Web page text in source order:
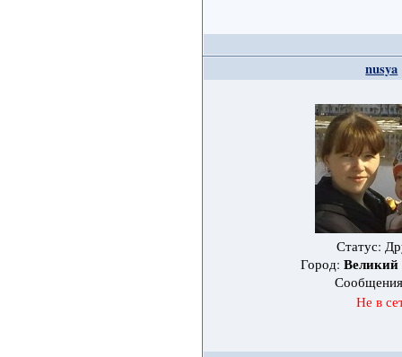
nusya
Статус:
Город:Великий
Не в